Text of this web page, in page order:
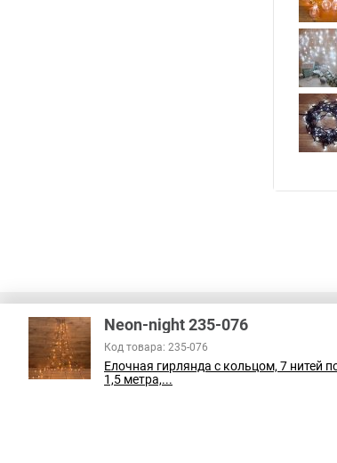
Neon-night 235-076
Код товара: 235-076
Елочная гирлянда с кольцом, 7 нитей
1,5 метра,...